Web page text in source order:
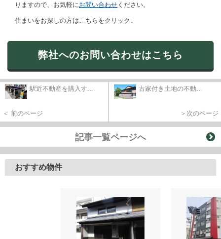
りますので、お気軽に お問い合わせ ください。
住まいをお探しの方はこちらをクリック↓
弊社へのお問い合わせはこちら
駅近不動産を購入す...
＜ 前のページ
古家付き土地の不動...
＞次のページ
記事一覧ページへ
おすすめ物件